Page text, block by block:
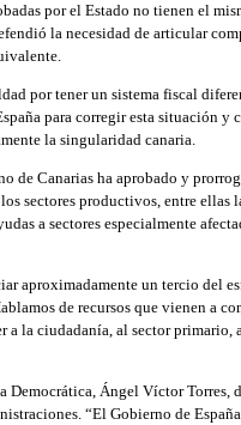
por el Estado no tienen el
la necesidad de articular
por tener un sistema fiscal
para corregir esta situación y
la singularidad canaria.
Canarias ha aprobado y
sectores productivos, entre
a sectores especialmente
aproximadamente un tercio del
de recursos que vienen a
a la ciudadanía, al sector primario,
Ángel Víctor Torres,
“El Gobierno de